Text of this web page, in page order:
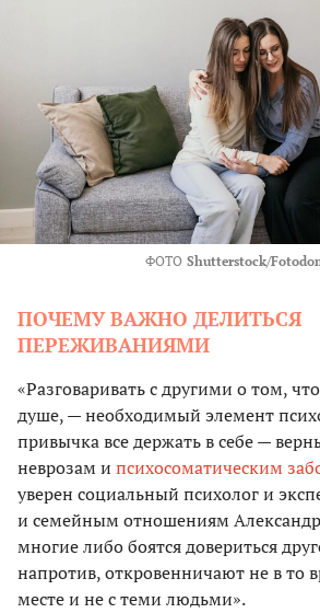
ФОТО Shutterstock/
ПОЧЕМУ ВАЖНО ДЕЛИТЬСЯ
ПЕРЕЖИВАНИЯМИ
«Разговаривать с другими о том,
душе, — необходимый элемент
привычка все держать в себе —
неврозам и психосоматическим
уверен социальный психолог и
и семейным отношениям
многие либо боятся довериться
напротив, откровенничают не в то
месте и не с теми людьми».